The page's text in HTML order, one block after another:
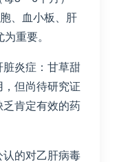
、血小板、肝
重要。
炎症：甘草甜
但尚待研究证
肯定有效的药
的对乙肝病毒